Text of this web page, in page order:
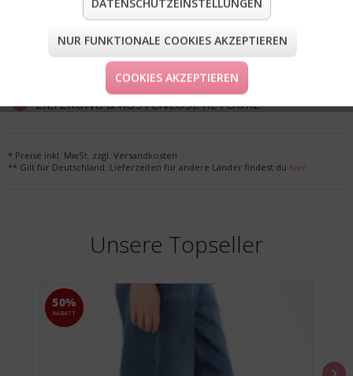
teilen
pin it mail teilen
FORM & GRÖSSE
LIEFERUNG & KOSTENLOSE RETOURE
* Preise inkl. MwSt. zzgl. Versandkosten
** Gilt für Deutschland. Lieferzeiten für andere Länder findest du hier.
Unsere Topseller
50%
RABATT
DATENSCHUTZEINSTELLUNGEN
NUR FUNKTIONALE COOKIES AKZEPTIEREN
COOKIES AKZEPTIEREN